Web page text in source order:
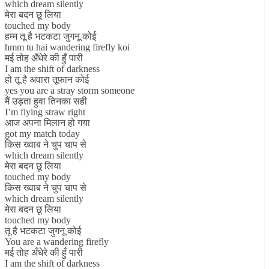
which dream silently
मेरा बदन छू लिया
touched my body
हम्म तू है भटकटा जुगनू कोई
hmm tu hai wandering firefly koi
मई तोह अँधेरे की हुँ पारी
I am the shift of darkness
हो तू है अवारा तूफान कोई
yes you are a stray storm someone
मैं उड़ता हुवा तिनका सही
I’m flying straw right
आज अपना मिलान हो गया
got my match today
किस ख्वाब ने चुप चाप से
which dream silently
मेरा बदन छू लिया
touched my body
किस ख्वाब ने चुप चाप से
which dream silently
मेरा बदन छू लिया
touched my body
तू है भटकटा जुगनू कोई
You are a wandering firefly
मई तोह अँधेरे की हुँ पारी
I am the shift of darkness